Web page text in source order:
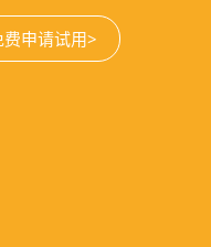
费申请试用>